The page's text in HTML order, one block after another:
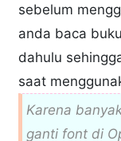
sebelum
anda baca
dahulu
saat
Karena
ganti font di